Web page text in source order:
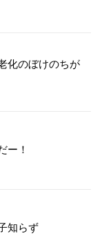
化のぼけのちが
ー！
知らず